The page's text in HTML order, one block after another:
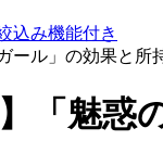
込み機能付き
ール」の効果と所
】「魅惑